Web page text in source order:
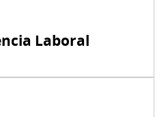
Laboral